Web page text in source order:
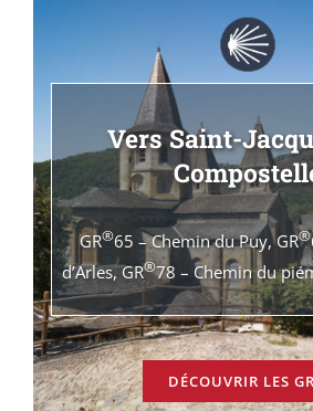
Vers Saint-
GR®65 – Chemin du Puy, GR®
d’Arles, GR®78 – Chemin du
DÉCOUVRIR LES